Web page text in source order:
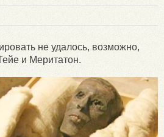
не удалось, возможно,
и Меритатон.